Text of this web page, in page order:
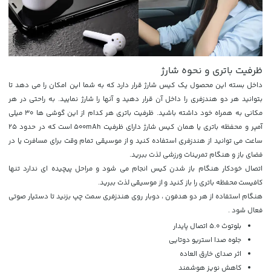
ظرفیت باتری و نحوه شارژ
داخل بسته این محصول یک کیس شارژ قرار دارد که به شما این امکان را می دهد تا
بتوانید هر دو هندزفری را داخل آن قرار دهید و آنها را شارژ نمایید. به راحتی در هر
مکانی به همراه خود داشته باشید. ظرفیت باتری هر کدام از این گوشی ها 30 میلی
آمپر و محفظه باتری یا همان کیس شارژ دارای ظرفیت
500mAh است که در حدود 25
ساعت می توانید از هندزفری استفاده کنید و از موسیقی تمام وقت برای مسافرت یا در
فضای باز و هنگام تمرینات ورزشی لذت ببرید.
اتصال خودکار هنگام باز شدن کیس انجام می شود و مراحل پیچیده ای ندارد تنها
کافیست محفظه باتری را باز کنید و از موسیقی لذت ببرید.
هنگام استفاده از هر دو هدفون ، دوبار روی هندزفری سمت چپ بزنید تا دستیار صوتی
فعال شود .
بلوتوث 5.0 اتصال پایدار
جلوه صدا استریو دوتایی
اثر صدای خارق العاده
کاهش نویز هوشمند